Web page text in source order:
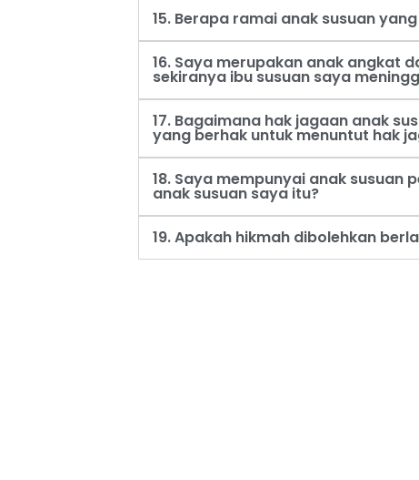
15. Berapa ramai anak susuan
16. Saya merupakan anak angkat
sekiranya ibu susuan saya
17. Bagaimana hak jagaan anak
yang berhak untuk menuntut hak
18. Saya mempunyai anak susuan
anak susuan saya itu?
19. Apakah hikmah dibolehkan